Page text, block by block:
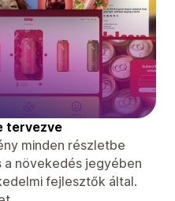
tervezve
minden részletbe
növekedés jegyében
fejlesztők által.